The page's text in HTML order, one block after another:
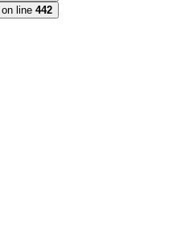
on line 442